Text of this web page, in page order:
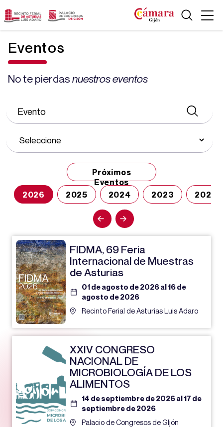
Eventos
No te pierdasnuestros eventos
Próximos
Eventos
2026
2025 2024 2023 2022
FIDMA, 69 Feria
Internacional de Muestras
de Asturias
01 de agosto de 2026 al 16 de
agosto de 2026
Recinto Ferial de Asturias Luis Adaro
XXIV CONGRESO
NACIONAL DE
MICROBIOLOGÍA DE LOS
ALIMENTOS
14 de septiembre de 2026 al 17 de
septiembre de 2026
Palacio de Congresos de GIjón